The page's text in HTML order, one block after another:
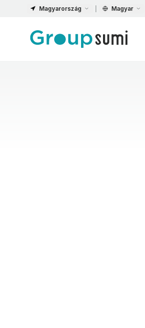
Magyarország Magyar